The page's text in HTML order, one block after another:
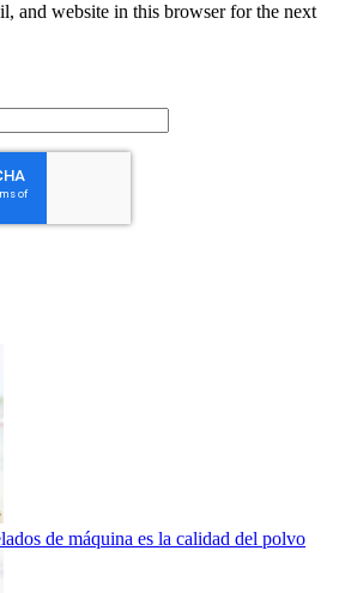
and website in this browser for the next
de máquina es la calidad del polvo